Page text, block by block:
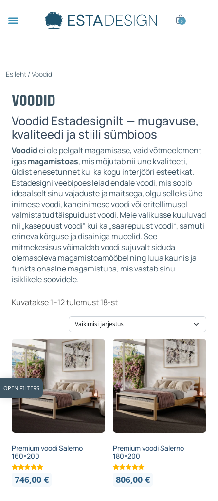
0
Esileht / Voodid
VOODID
Voodid Estadesignilt — mugavuse,
kvaliteedi ja stiili sümbioos
Voodidei ole pelgalt magamisase, vaid võtmeelement
igasmagamistoas, mis mõjutab nii une kvaliteeti,
üldist enesetunnet kui ka kogu interjööri esteetikat.
Estadesigni veebipoes leiad endale voodi, mis sobib
ideaalselt sinu vajaduste ja maitsega, olgu selleks ühe
inimese voodi, kaheinimese voodi või eritellimusel
valmistatud täispuidust voodi. Meie valikusse kuuluvad
nii „kasepuust voodi“ kui ka „saarepuust voodi“, samuti
erineva kõrguse ja disainiga mudelid. See
mitmekesisus võimaldab voodi sujuvalt siduda
olemasoleva magamistoamööbel ning luua kaunis ja
funktsionaalne magamistuba, mis vastab sinu
isiklikele soovidele.
OPEN FILTERS
Kuvatakse 1–12 tulemust 18-st
Premium voodi Salerno
160×200
746,00 €
Premium voodi Salerno
180×200
806,00 €